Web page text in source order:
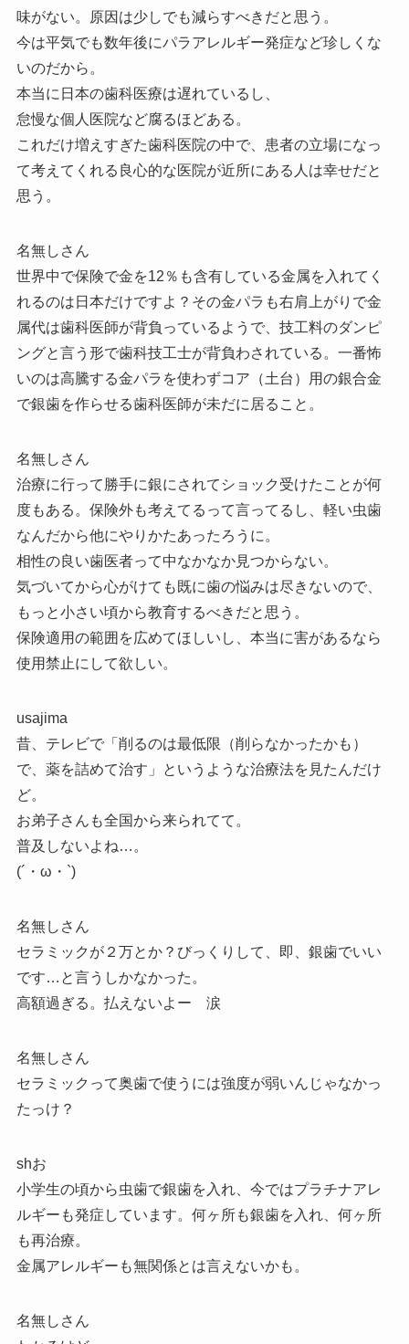
味がない。原因は少しでも減らすべきだと思う。
今は平気でも数年後にパラアレルギー発症など珍しくな
いのだから。
本当に日本の歯科医療は遅れているし、
怠慢な個人医院など腐るほどある。
これだけ増えすぎた歯科医院の中で、患者の立場になっ
て考えてくれる良心的な医院が近所にある人は幸せだと
思う。
名無しさん
世界中で保険で金を12％も含有している金属を入れてく
れるのは日本だけですよ？その金パラも右肩上がりで金
属代は歯科医師が背負っているようで、技工料のダンピ
ングと言う形で歯科技工士が背負わされている。一番怖
いのは高騰する金パラを使わずコア（土台）用の銀合金
で銀歯を作らせる歯科医師が未だに居ること。
名無しさん
治療に行って勝手に銀にされてショック受けたことが何
度もある。保険外も考えてるって言ってるし、軽い虫歯
なんだから他にやりかたあったろうに。
相性の良い歯医者って中なかなか見つからない。
気づいてから心がけても既に歯の悩みは尽きないので、
もっと小さい頃から教育するべきだと思う。
保険適用の範囲を広めてほしいし、本当に害があるなら
使用禁止にして欲しい。
usajima
昔、テレビで「削るのは最低限（削らなかったかも）
で、薬を詰めて治す」というような治療法を見たんだけ
ど。
お弟子さんも全国から来られてて。
普及しないよね…。
(´・ω・`)
名無しさん
セラミックが２万とか？びっくりして、即、銀歯でいい
です…と言うしかなかった。
高額過ぎる。払えないよー 涙
名無しさん
セラミックって奥歯で使うには強度が弱いんじゃなかっ
たっけ？
shお
小学生の頃から虫歯で銀歯を入れ、今ではプラチナアレ
ルギーも発症しています。何ヶ所も銀歯を入れ、何ヶ所
も再治療。
金属アレルギーも無関係とは言えないかも。
名無しさん